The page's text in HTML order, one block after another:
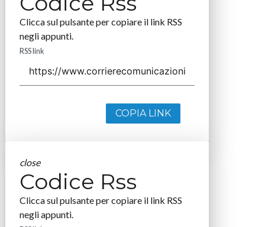
Clicca sul pulsante per copiare il link RSS
negli appunti.
RSS link
COPIA LINK
close
Codice Rss
Clicca sul pulsante per copiare il link RSS
negli appunti.